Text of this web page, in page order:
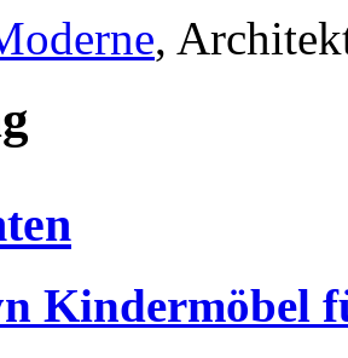
,
Kindermöbel